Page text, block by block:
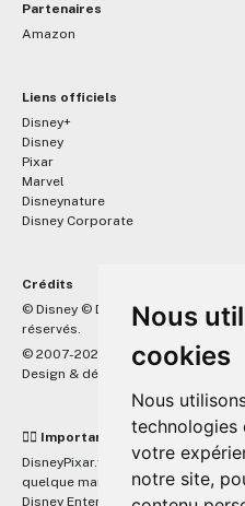
Nous
cookies
Nous
technologies
votre
notre site,
Partenaires
Amazon
Liens officiels
Disney+
Disney
Pixar
Marvel
Disneynature
Disney Corporate
Crédits
© Disney © Disney/Pixar © &
réservés.
© 2007-2026 DisneyPixar.fr
Design & développement :
☝🏼 Important
DisneyPixar.fr est un site
quelque manière que ce soit avec
Disney Enterprises, Inc ou leurs